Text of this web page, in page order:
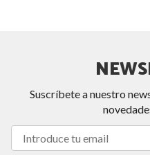
Suscríbete a nuestro